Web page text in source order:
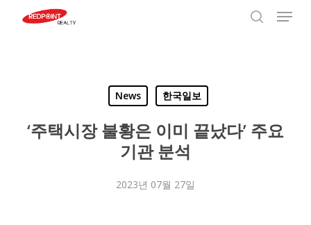
Menu
News 한국일보
‘주택시장 불황은 이미 끝났다’ 주요
기관 분석
2023년 07월 27일